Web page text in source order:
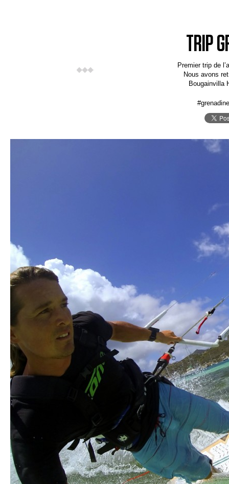
TRIP
Premier trip de
Nous avons
Bougainvilla